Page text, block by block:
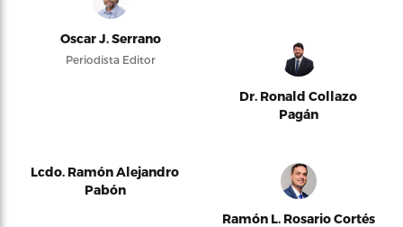
Oscar J. Serrano
Periodista Editor
Dr. Ronald Collazo
Pagán
Lcdo. Ramón Alejandro
Pabón
Ramón L. Rosario Cortés